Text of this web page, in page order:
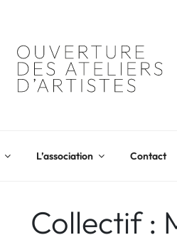
L’association Contact
Collectif :